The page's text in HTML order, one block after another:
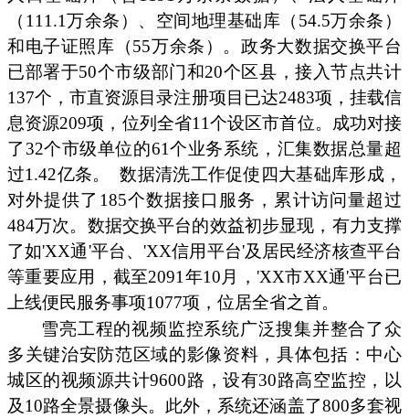
（111.1万余条）、空间地理基础库（54.5万余条）
和电子证照库（55万余条）。政务大数据交换平台
已部署于50个市级部门和20个区县，接入节点共计
137个，市直资源目录注册项目已达2483项，挂载信
息资源209项，位列全省11个设区市首位。成功对接
了32个市级单位的61个业务系统，汇集数据总量超
过1.42亿条。
数据清洗工作促使四大基础库形成，
对外提供了185个数据接口服务，累计访问量超过
484万次。数据交换平台的效益初步显现，有力支撑
了如'XX通'平台、'XX信用平台'及居民经济核查平台
等重要应用，截至2091年10月，'XX市XX通'平台已
上线便民服务事项1077项，位居全省之首。
雪亮工程的视频监控系统广泛搜集并整合了众
多关键治安防范区域的影像资料，具体包括：中心
城区的视频源共计9600路，设有30路高空监控，以
及10路全景摄像头。此外，系统还涵盖了800多套视